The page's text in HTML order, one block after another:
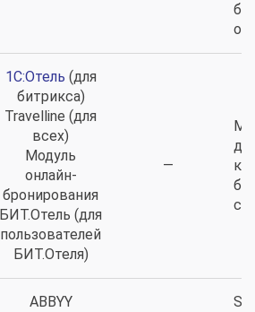
1C:Отель (для
битрикса)
Travelline (для
всех)
Модуль
онлайн-
бронирования
БИТ.Отель (для
пользователей
БИТ.Отеля)
—
ABBYY